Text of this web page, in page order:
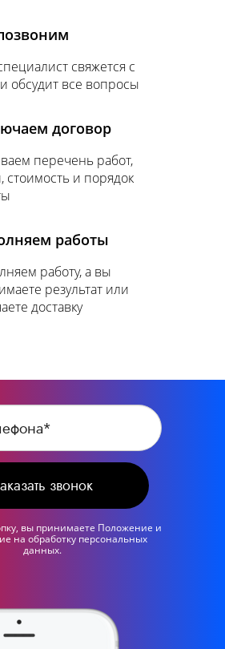
свяжется с
обсудит все вопросы
договор
перечень работ,
стоимость и порядок
работы
работу, а вы
результат или
доставку
звонок
вы принимаете Положение и
на обработку персональных
данных.